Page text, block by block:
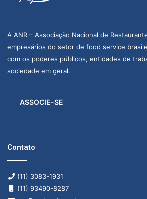
A ANR – Associação Nacional de
empresários do setor de food service
com os poderes públicos, entidades de
sociedade em geral.
ASSOCIE-SE
Contato
(11) 3083-1931
(11) 93490-8287